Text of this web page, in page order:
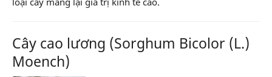
Cây cao lương (Sorghum Bicolor (L.)
Moench)